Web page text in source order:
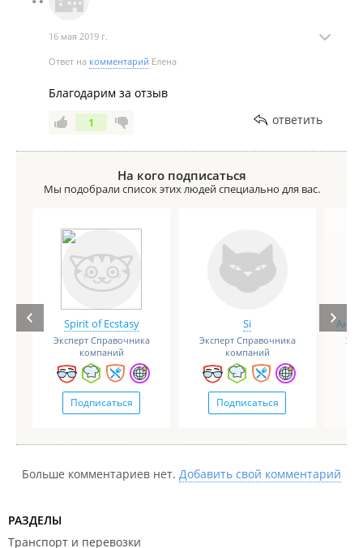
16 мая 2019 г.
Ответ на комментарий Елена
Благодарим за отзыв
1 ответить
На кого подписаться
Мы подобрали список этих людей специально для вас.
Spirit of Ecstasy
Эксперт Справочника
компаний
Подписаться
Si
Эксперт Справочника
компаний
Подписаться
Больше комментариев нет. Добавить свой комментарий
РАЗДЕЛЫ
Транспорт и перевозки